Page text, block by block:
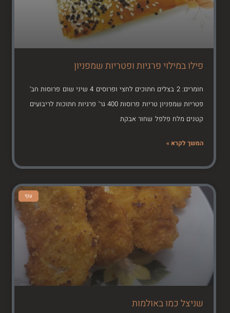
פילו במילוי פרגיות ופטריות שמפניון
חומרים: 2 בצלים חתוכים לחצי ופרוסים 4 שיני שום פרוסות חב'
פטריות שמפניון טריות פרוסות 400 גר' פרגיות חתוכות לריבועים
קטנים מלח פלפל שחור אבקת
המשך לקרא »
עוף
שניצל כמו באולמות